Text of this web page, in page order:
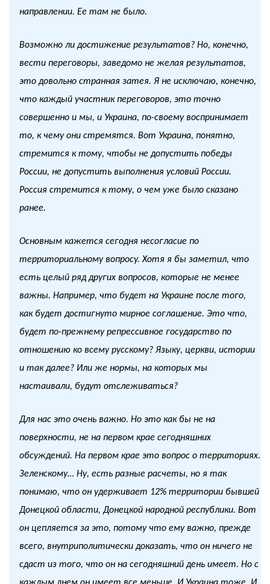
направлении. Ее там не было.
Возможно ли достижение результатов? Но, конечно,
вести переговоры, заведомо не желая результатов,
это довольно странная затея. Я не исключаю, конечно,
что каждый участник переговоров, это точно
совершенно и мы, и Украина, по-своему воспринимает
то, к чему они стремятся. Вот Украина, понятно,
стремится к тому, чтобы не допустить победы
России, не допустить выполнения условий России.
Россия стремится к тому, о чем уже было сказано
ранее.
Основным кажется сегодня несогласие по
территориальному вопросу. Хотя я бы заметил, что
есть целый ряд других вопросов, которые не менее
важны. Например, что будет на Украине после того,
как будет достигнуто мирное соглашение. Это что,
будет по-прежнему репрессивное государство по
отношению ко всему русскому? Языку, церкви, истории
и так далее? Или же нормы, на которых мы
настаивали, будут отслеживаться?
Для нас это очень важно. Но это как бы не на
поверхности, не на первом крае сегодняшних
обсуждений. На первом крае это вопрос о территориях.
Зеленскому… Ну, есть разные расчеты, но я так
понимаю, что он удерживает 12% территории бывшей
Донецкой области, Донецкой народной республики. Вот
он цепляется за это, потому что ему важно, прежде
всего, внутриполитически доказать, что он ничего не
сдаст из того, что он на сегодняшний день имеет. Но с